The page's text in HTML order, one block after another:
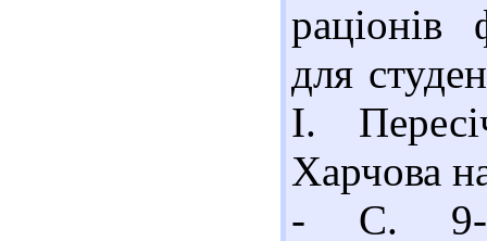
раціонів
для
І.
Харчова
- С. 9-